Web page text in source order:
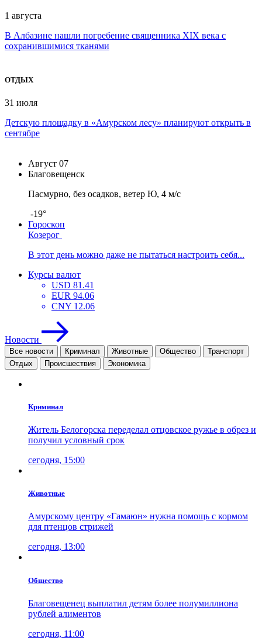
1 августа
В Албазине нашли погребение священника XIX века с
сохранившимися тканями
ОТДЫХ
31 июля
Детскую площадку в «Амурском лесу» планируют открыть в
сентябре
Август 07
Благовещенск
Пасмурно, без осадков, ветер Ю, 4 м/с
-19°
Гороскоп
Козерог
В этот день можно даже не пытаться настроить себя...
Курсы валют
USD 81.41
EUR 94.06
CNY 12.06
Новости
Все новости Криминал Животные Общество
Транспорт
Отдых
Проиcшествия Экономика
Криминал
Житель Белогорска переделал отцовское ружье в обрез и
получил условный срок
сегодня, 15:00
Животные
Амурскому центру «Гамаюн» нужна помощь с кормом
для птенцов стрижей
сегодня, 13:00
Общество
Благовещенец выплатил детям более полумиллиона
рублей алиментов
сегодня, 11:00